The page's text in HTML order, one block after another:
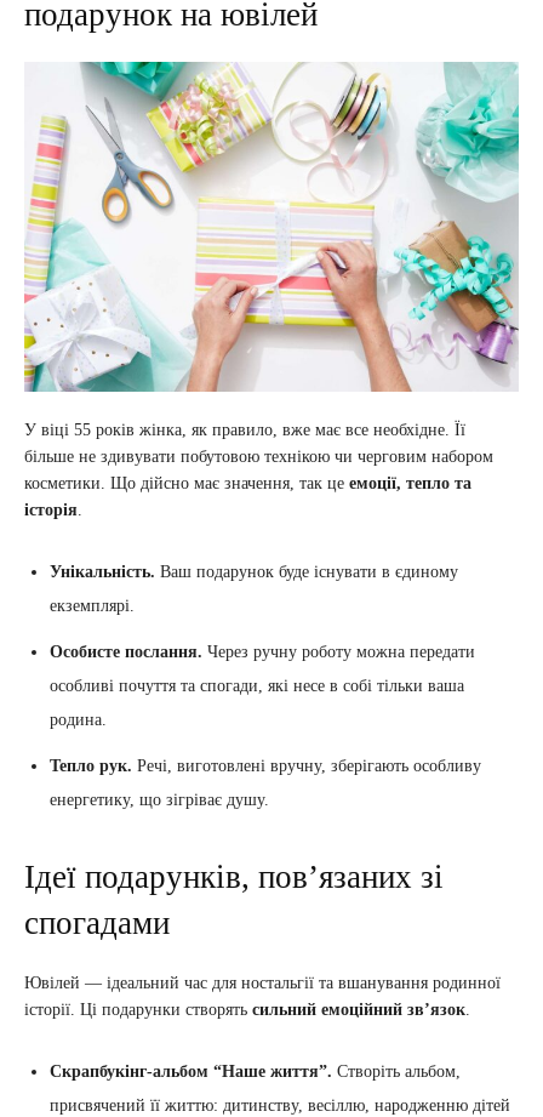
подарунок на ювілей
У віці 55 років жінка, як правило, вже має все необхідне. Її
більше не здивувати побутовою технікою чи черговим набором
косметики. Що дійсно має значення, так це емоції, тепло та
історія.
Унікальність. Ваш подарунок буде існувати в єдиному
екземплярі.
Особисте послання. Через ручну роботу можна передати
особливі почуття та спогади, які несе в собі тільки ваша
родина.
Тепло рук. Речі, виготовлені вручну, зберігають особливу
енергетику, що зігріває душу.
Ідеї подарунків, пов’язаних зі
спогадами
Ювілей — ідеальний час для ностальгії та вшанування родинної
історії. Ці подарунки створять сильний емоційний зв’язок.
Скрапбукінг-альбом “Наше життя”. Створіть альбом,
присвячений її життю: дитинству, весіллю, народженню дітей